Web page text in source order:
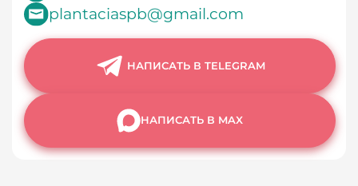
plantaciaspb@gmail.com
НАПИСАТЬ В TELEGRAM
НАПИСАТЬ В MAX